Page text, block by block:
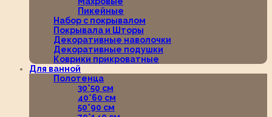
Пикейные
Набор с покрывалом
Покрывала и Шторы
Декоративные наволочки
Декоративные подушки
Коврики прикроватные
Для ванной
Полотенца
30*50 см
40*60 см
50*90 см